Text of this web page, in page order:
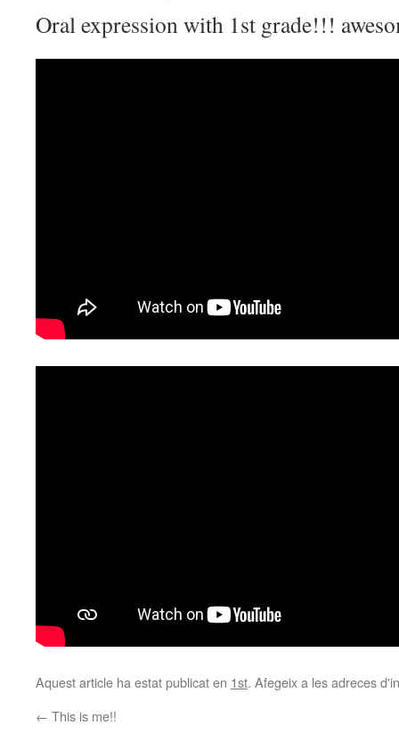
Oral expression with 1st grade!!!
Aquest article ha estat publicat en 1st. Afegeix a les adreces
← This is me!!